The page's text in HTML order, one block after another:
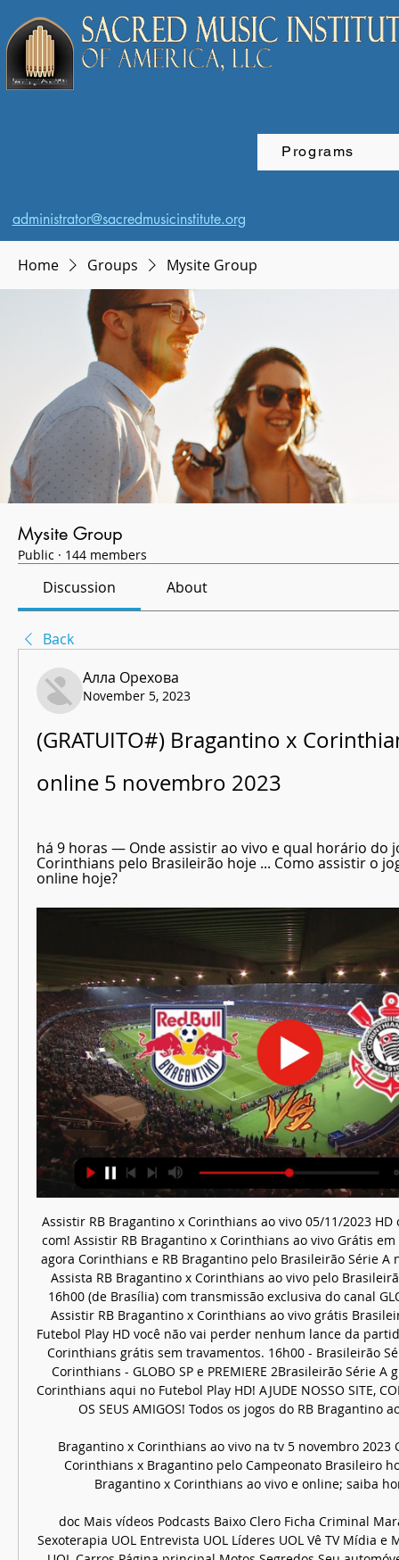
Programs
administrator@sacredmusicinstitute.org
Home Groups Mysite Group
Mysite Group
Public · 144 members
Discussion About
Back
Алла Орехова
November 5, 2023
(GRATUITO#) Bragantino x
online 5 novembro 2023
há 9 horas — Onde assistir ao vivo e qual horário do
Corinthians pelo Brasileirão hoje ... Como assistir o
online hoje?
Assistir RB Bragantino x Corinthians ao vivo 05/11/2023 HD online - FutebolPlayHD. com! Assistir RB Bragantino x Corinthians ao vivo Grátis em HD 05/11/2023, assista agora Corinthians e RB Bragantino pelo Brasileirão Série A no FutebolplayHD. com! Assista RB Bragantino x Corinthians ao vivo pelo Brasileirão Série A a partir das 16h00 (de Brasília) com transmissão exclusiva do canal GLOBO SP e PREMIERE 2. Assistir RB Bragantino x Corinthians ao vivo grátis Brasileirão Série ASó aqui no Futebol Play HD você não vai perder nenhum lance da partida entre RB Bragantino e Corinthians grátis sem travamentos. 16h00 - Brasileirão Série A: RB Bragantino x Corinthians - GLOBO SP e PREMIERE 2Brasileirão Série A grátis RB Bragantino x Corinthians aqui no Futebol Play HD! AJUDE NOSSO SITE, COMPARTILHE COM TODOS OS SEUS AMIGOS! Todos os jogos do RB Bragantino ao vivo estão aqui. 

Bragantino x Corinthians ao vivo na tv 5 novembro 2023 Gratu há 16 horas — Corinthians x Bragantino pelo Campeonato Brasileiro hoje (29/08). Red Bull Bragantino x Corinthians ao vivo e online; saiba horário e onde ...

doc Mais vídeos Podcasts Baixo Clero Ficha Criminal Maratona Posse de Bola Sexoterapia UOL Entrevista UOL Líderes UOL Vê TV Mídia e Marketing Outros canais UOL Carros Página principal Motos Segredos Seu automóvel Tabela Fipe Testes e lançamentos Vídeos Últimas notícias Programas em Vídeo Avaliação UOL Carros Duelo Meu Carro, Minha Vida PitsTOP Outros canais UOL Economia Página principal Agronegócio Cotações Empreendedorismo Empregos Finanças pessoais Guia de Economia Imposto de Renda Líderes Mídia e Marketing Reforma da Previdência UOL Economia Explica Newsletters Blogs e colunas Vídeos Últimas notícias Cotações Dólar Euro Outras moedas Bolsas de Valores Outros canais UOL Página principal Futebol Jogos de Hoje Mercado da Bola Brasileirão Mundial de clubes Libertadores Paulista Liga dos Campeões Mais campeonatos Gols da rodada UOL de Primeira Olimpíadas 2020 Mais Esporte Fórmula 1 MMA Basquete Vôlei Tênis Tênis - Jogos de hoje Reportagens especiais Minha História Blogs e colunas Vídeos Últimas notícias Athletico Atlético-GO Atlético-MG Bahia Botafogo Red Bull Bragantino Ceará Corinthians Coritiba Cruzeiro Flamengo Fluminense Fortaleza Grêmio Goiás Internacional Palmeiras Santos São Paulo Sport Vasco Assine e veja ao vivo Brasileirão Libertadores Liga dos Campeões Liga das Nações Premier League La Liga NBA Outros canais UOL Entretê Página principal Carnaval Charges Filmes e séries Geek Livros e HQs Música Teatro e musicais Newsletters Blogs e colunas Vídeos Últimas notícias Programas em vídeo Poucas Meteoro Por Trás da Cena Me Segue Assine UOL Leia+ Banca UOL Leia+ Livros Loja de jogos Sexo Outros canais UOL TV e Famosos Página principal Especial BBB20 Famosos Televisão Novelas Reality shows Newsletters Vídeos Últimas notícias Blogs e colunas Chico Barney Cristina Padiglione Flávio Ricco Mauricio Stycer Ricardo Feltrin Novelas Amor de Mãe Apocalipse As Aventuras de Poliana Avenida Brasil Éramos Seis Malhação Salve-se Quem Puder Outros canais UOL Universa Página principal Transforma Inspira Pausa Horóscopo Newsletters Blogs e colunas Vídeos Últimas notícias Transforma Autoestima Direitos da mulher Diversidade Política Violência contra a mulher Inspira A poderosa Beleza Carreiras e finanças Casa e decoração Moda Mulheres inspiradoras Relacionamentos Sexo Pausa Fofuras Sem filtro Stalkeadas Universa experimenta Hysteria Outros canais UOL VivaBem Página principal Alimentação Equilíbrio Longevidade Movimento Saúde Newsletters Blogs e colunas Vídeos Últimas notícias Outros canais UOL Educação Página principal Banco de Redações Enem Pesquisa Escolar Planos de aula Resumo de livros Vestibular Brasil Escola Últimas notícias Pesquisa Escolar Atualidades Biografias Biologia Física Geografia História Matemática Português Química Outros temas Cursos online Cursos Livres - Upfy Pós-graduação Profissionalizantes Preparatório OAB Outros canais UOL Ecoa Página principal Pessoas Soluções Na prática Reportagens especiais Blogs e colunas Últimas Página principal Pessoas Soluções Na prática Reportagens especiais Blogs e colunas Últimas Pessoas Causadores Não erre como eu Você precisa conhecer Fizeram história Grande ideia Soluções Empresas que mudam Bom pra todo mundo Iniciativas que inspiram Na prática Sim ou não? Como fazer Destretando Final feliz Outros canais UOL MOV Página principal MOV. 

Futebol - Placar UOL - Red Bull Bragantino x CorinthiansHome UOL Produtos Bate-papo Notícias Carros Economia Folha Esporte Entretê TV e Famosos Universa VivaBem Educação Ecoa MOV Nossa TAB Tilt Urban Taste Receitas Start Viagem Aplicativos UOL Host UOL Meu Negócio PagBank PagSeguro Cursos Splash Outros canais UOL Produtos 4003-6118 capitais 0800 703 3000 demais licalidades Conteúdo Exclusivo UOL Segurança Digital UOL Assistência Técnica UOL Leia+ Banca UOL Leia+ Livros UOL Resolve UOL PlayKids UOL Esporte Clube UOL Dieta UOL Wi-Fi UOL Host UOL Meu Negócio UOL Sexo Outros canais UOL Bate-papo Página principal Bate Papo VIP Amizade Idade Namoro Sexo Cidades Todas as salas Outros canais UOL Notícias Página principal Cotidiano Educação Internacional Política Saúde UOL Confere Newsletters Blogs e colunas Últimas notícias Loterias Mega Sena Quina Lotofácil Lotomania Outras loterias Vídeos Fora de Série Retrato MOV. 

Bragantino x Corinthians: onde assistir ao vivo na TV há 1 dia — Red Bull Bragantino e Corinthians se enfrentam neste domingo pela 32ª rodada do Campeonato Brasileiro; Massa Bruta pode ficar a um ponto do ...

Assistir RB Bragantino x Corinthians ao vivo online 05/11/2023 no FuteMAX. re! É MUITO IMPORTANTE QUE VOCÊ COMPARTILHE NAS SUAS REDES SOCIAIS O NOSSO SITE PARA QUE POSSAMOS MANTER NO AR. QUANTO MAIS PESSOAS, MELHOR. Assista pela internet os grandes campeonatos de futebol nacionais e internacionais como Campeonato Brasileiro, Champions League, Taça Libertadores, Copa Sul-Americana, finais da Copa do Brasil e os jogos da Copa do Mundo de 2022 que será realizada no Catar entre os meses de novembro e dezembro deste ano. 

Red Bull Bragantino x Corinthians ao vivo há 15 horas — Red Bull Bragantino x Corinthians ao vivo: acompanhe o jogo pelo Campeonato Brasileiro. Onde assistir e tempo real dos lances e das ...

Onde vai passar o jogo do RB BRAGANTINO X há 19 horas — Transmissão de RB Bragantino x Corinthians ao vivo: onde assistir online de graça ao jogo pela Série A? A seguir, confira mais informações sobre ...

Bragantino x Corinthians ao vivo: onde assistir ao jogo do 30 de jul. de 2020 — Assista ao vivo Bragantino x Corinthians, nesta quinta-feira, às 19h, no Morumbi, pelas quartas de final do Campeonato Paulista.

Red Bull Bragantino x Corinthians: assista à transmissão 30 de jul. de 2020 — Assista à transmissão de Red Bull Bragantino x Corinthians ao vivo na Jovem Pan Todos os direitos reservados - Portal Jovem Pan Online ...

tudoradio. com - Ouvir online Red Bull Bragantino x Corinthians - Futebol ao vivo - Brasileirão | Página 1. Rádios online / Emissoras ao vivo Dials /